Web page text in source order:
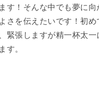
す！そんな中でも夢に
さを伝えたいです！初め
緊張しますが精一杯太一
す。